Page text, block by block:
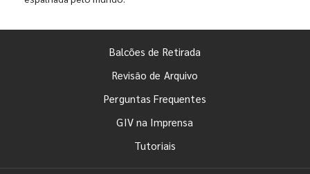
Balcões de Retirada
Revisão de Arquivo
Perguntas Frequentes
GIV na Imprensa
Tutoriais